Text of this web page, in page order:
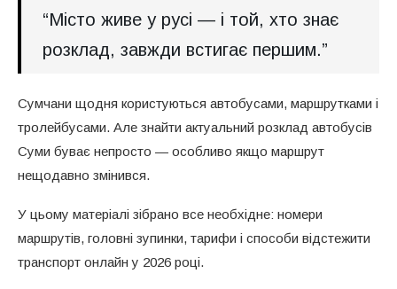
“Місто живе у русі — і той, хто знає
розклад, завжди встигає першим.”
Сумчани щодня користуються автобусами, маршрутками і
тролейбусами. Але знайти актуальний розклад автобусів
Суми буває непросто — особливо якщо маршрут
нещодавно змінився.
У цьому матеріалі зібрано все необхідне: номери
маршрутів, головні зупинки, тарифи і способи відстежити
транспорт онлайн у 2026 році.